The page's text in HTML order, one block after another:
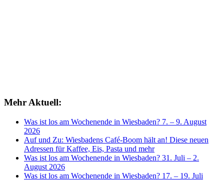
Mehr Aktuell:
Was ist los am Wochenende in Wiesbaden? 7. – 9. August
2026
Auf und Zu: Wiesbadens Café-Boom hält an! Diese neuen
Adressen für Kaffee, Eis, Pasta und mehr
Was ist los am Wochenende in Wiesbaden? 31. Juli – 2.
August 2026
Was ist los am Wochenende in Wiesbaden? 17. – 19. Juli